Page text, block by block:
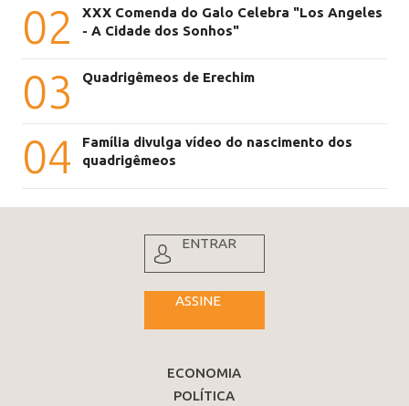
02
XXX Comenda do Galo Celebra "Los Angeles
- A Cidade dos Sonhos"
03 Quadrigêmeos de Erechim
04
Família divulga vídeo do nascimento dos
quadrigêmeos
ENTRAR
ASSINE
ECONOMIA
POLÍTICA